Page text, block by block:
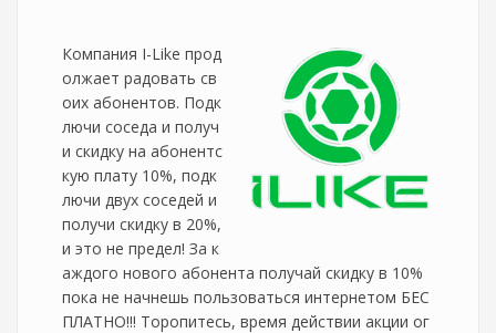
Компания I-Like прод
олжает радовать св
оих абонентов. Подк
лючи соседа и получ
и скидку на абонентс
кую плату 10%, подк
лючи двух соседей и
получи скидку в 20%,
и это не предел! За к
аждого нового абонента получай скидку в 10%
пока не начнешь пользоваться интернетом БЕС
ПЛАТНО!!! Торопитесь, время действии акции ог